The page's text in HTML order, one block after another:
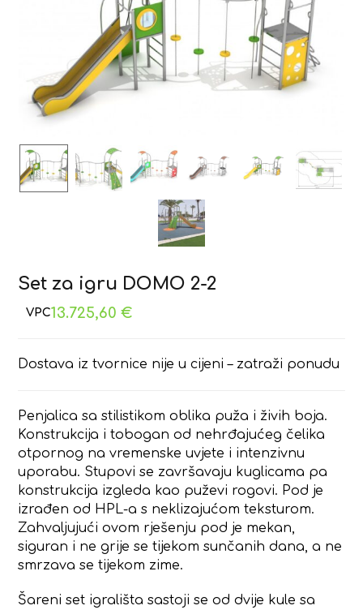
Set za igru DOMO 2-2
13.725,60€
Dostava iz tvornice nije u cijeni – zatraži ponudu
Penjalica sa stilistikom oblika puža i živih boja.
Konstrukcija i tobogan od nehrđajućeg čelika
otpornog na vremenske uvjete i intenzivnu
uporabu. Stupovi se završavaju kuglicama pa
konstrukcija izgleda kao puževi rogovi. Pod je
izrađen od HPL-a s neklizajućom teksturom.
Zahvaljujući ovom rješenju pod je mekan,
siguran i ne grije se tijekom sunčanih dana, a ne
smrzava se tijekom zime.
Šareni set igrališta sastoji se od dvije kule sa